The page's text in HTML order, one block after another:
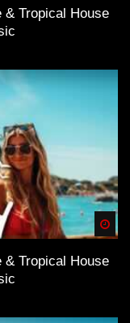
Tropical House
Tropical House